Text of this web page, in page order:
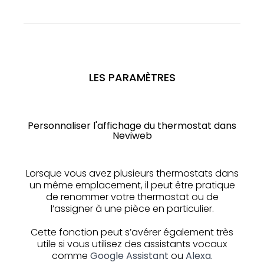
LES PARAMÈTRES
Personnaliser l'affichage du thermostat dans
Neviweb
Lorsque vous avez plusieurs thermostats dans
un même emplacement, il peut être pratique
de renommer votre thermostat ou de
l’assigner à une pièce en particulier.
Cette fonction peut s’avérer également très
utile si vous utilisez des assistants vocaux
comme Google Assistant ou Alexa.